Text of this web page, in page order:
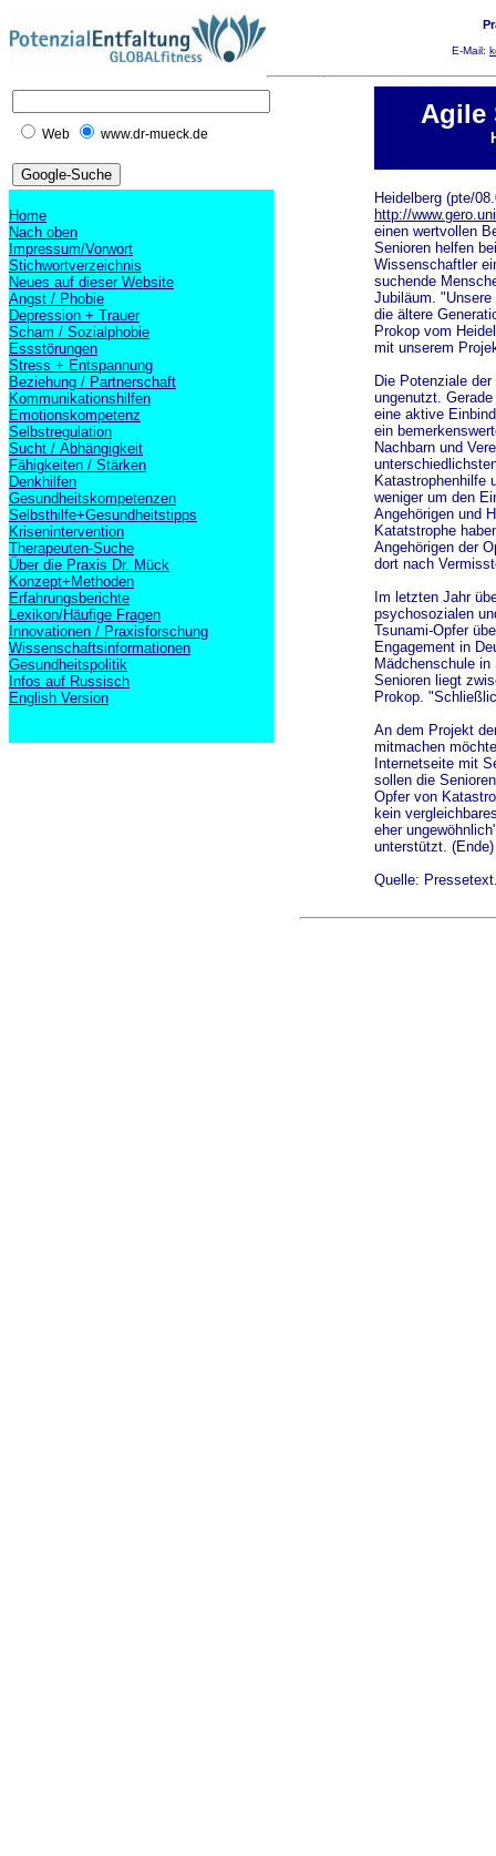
E-Mail:
Web www.dr-mueck.de
Home
Nach oben
Impressum/Vorwort
Stichwortverzeichnis
Neues auf dieser Website
Angst / Phobie
Depression + Trauer
Scham / Sozialphobie
Essstörungen
Stress + Entspannung
Beziehung / Partnerschaft
Kommunikationshilfen
Emotionskompetenz
Selbstregulation
Sucht / Abhängigkeit
Fähigkeiten / Stärken
Denkhilfen
Gesundheitskompetenzen
Selbsthilfe+Gesundheitstipps
Krisenintervention
Therapeuten-Suche
Über die Praxis Dr. Mück
Konzept+Methoden
Erfahrungsberichte
Lexikon/Häufige Fragen
Innovationen / Praxisforschung
Wissenschaftsinformationen
Gesundheitspolitik
Infos auf Russisch
English Version
Agile
Heidelberg (pte/
http://
einen wertvollen
Senioren helfen
Wissenschaftler
suchende
Jubiläum. "Unsere
die ältere
Prokop vom
mit unserem
Die Potenziale
ungenutzt.
eine aktive
ein
Nachbarn und
Katastrophenhilfe
weniger um den
Angehörigen und
Katatstrophe
Angehörigen der
dort nach
Im letzten Jahr
psychosozialen
Tsunami-Opfer
Engagement in
Mädchenschule
Senioren liegt
Prokop.
An dem Projekt
mitmachen
Internetseite mit
sollen die
Opfer von
kein
eher
unterstützt. (Ende)
Quelle: